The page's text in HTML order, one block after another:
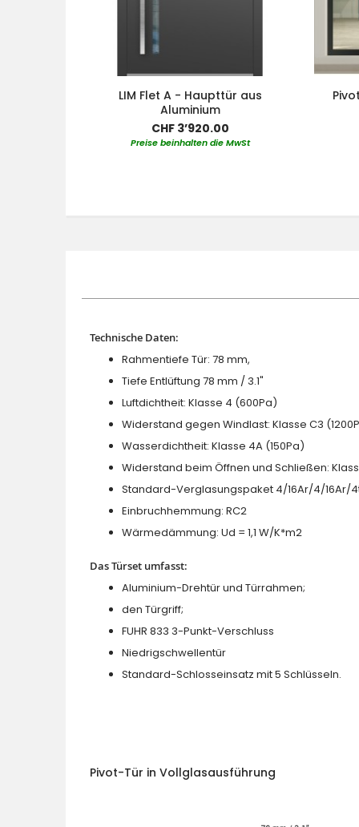
LIM Flet A - Haupttür aus
Aluminium
CHF 3’920.00
Preise beinhalten die MwSt